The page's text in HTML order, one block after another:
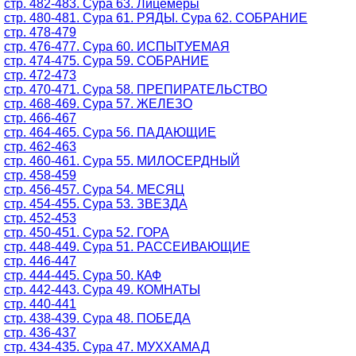
стр. 482-483. Сура 63. Лицемеры
стр. 480-481. Сура 61. РЯДЫ. Сура 62. СОБРАНИЕ
стр. 478-479
стр. 476-477. Сура 60. ИСПЫТУЕМАЯ
стр. 474-475. Сура 59. СОБРАНИЕ
стр. 472-473
стр. 470-471. Сура 58. ПРЕПИРАТЕЛЬСТВО
стр. 468-469. Сура 57. ЖЕЛЕЗО
стр. 466-467
стр. 464-465. Сура 56. ПАДАЮЩИЕ
стр. 462-463
стр. 460-461. Сура 55. МИЛОСЕРДНЫЙ
стр. 458-459
стр. 456-457. Сура 54. МЕСЯЦ
стр. 454-455. Сура 53. ЗВЕЗДА
стр. 452-453
стр. 450-451. Сура 52. ГОРА
стр. 448-449. Сура 51. РАССЕИВАЮЩИЕ
стр. 446-447
стр. 444-445. Сура 50. КАФ
стр. 442-443. Сура 49. КОМНАТЫ
стр. 440-441
стр. 438-439. Сура 48. ПОБЕДА
стр. 436-437
стр. 434-435. Сура 47. МУХХАМАД